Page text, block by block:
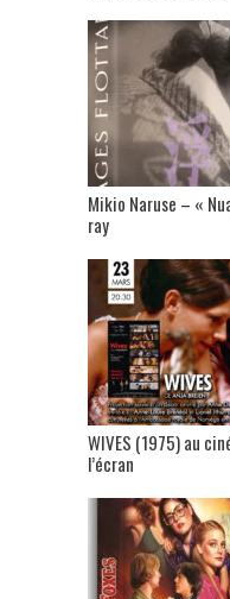
Mikio Naruse – «
ray
WIVES (1975) au
l’écran